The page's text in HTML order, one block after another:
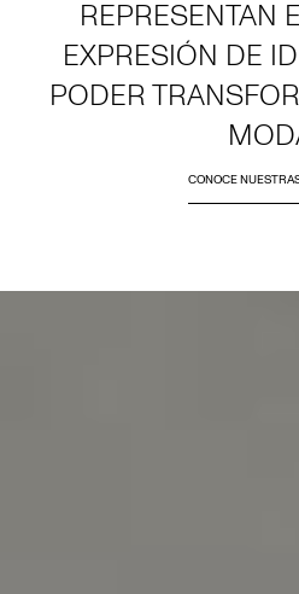
REPRESENTAN
EXPRESIÓN DE
PODER
CONOCE